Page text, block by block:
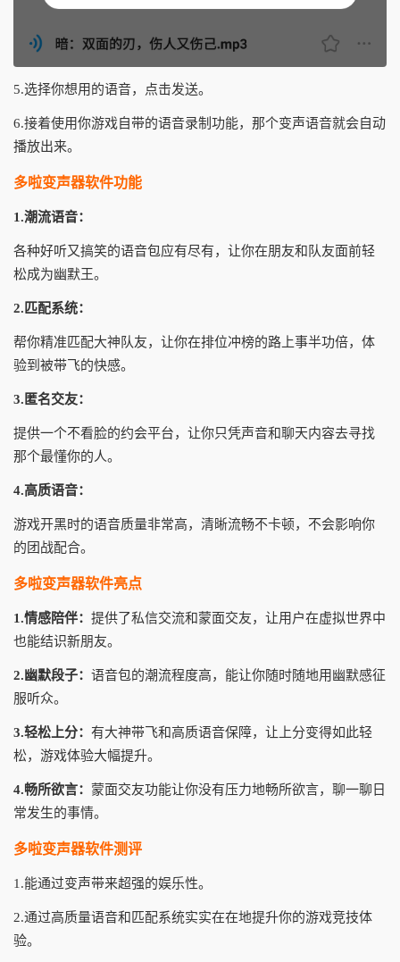
5.选择你想用的语音，点击发送。
6.接着使用你游戏自带的语音录制功能，那个变声语音就会自动
播放出来。
多啦变声器软件功能
1.潮流语音：
各种好听又搞笑的语音包应有尽有，让你在朋友和队友面前轻
松成为幽默王。
2.匹配系统：
帮你精准匹配大神队友，让你在排位冲榜的路上事半功倍，体
验到被带飞的快感。
3.匿名交友：
提供一个不看脸的约会平台，让你只凭声音和聊天内容去寻找
那个最懂你的人。
4.高质语音：
游戏开黑时的语音质量非常高，清晰流畅不卡顿，不会影响你
的团战配合。
多啦变声器软件亮点
1.情感陪伴： 提供了私信交流和蒙面交友，让用户在虚拟世界中
也能结识新朋友。
2.幽默段子： 语音包的潮流程度高，能让你随时随地用幽默感征
服听众。
3.轻松上分： 有大神带飞和高质语音保障，让上分变得如此轻
松，游戏体验大幅提升。
4.畅所欲言： 蒙面交友功能让你没有压力地畅所欲言，聊一聊日
常发生的事情。
多啦变声器软件测评
1.能通过变声带来超强的娱乐性。
2.通过高质量语音和匹配系统实实在在地提升你的游戏竞技体
验。